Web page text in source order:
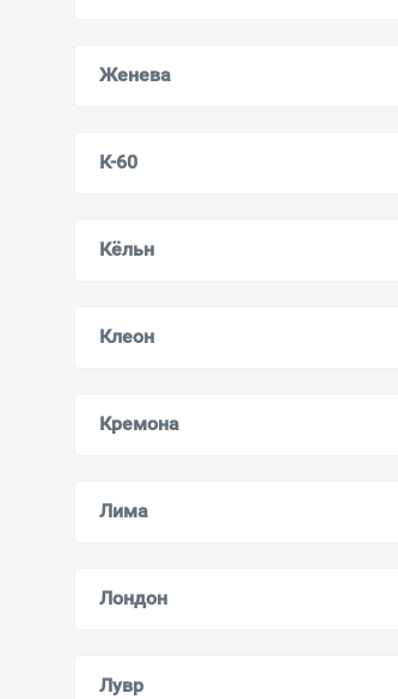
Женева
К-60
Кёльн
Клеон
Кремона
Лима
Лондон
Лувр